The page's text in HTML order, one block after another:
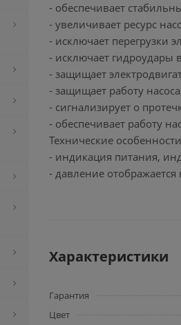
- обеспечивает
- увеличивает ресурс
- исключает перегрузки
- исключает гидроудары
- защищает
- защищает работу насоса
- сигнализирует о
- обеспечивает работу
Технические
- индикация питания,
- давление
Характеристики
Гарантия
Цвет